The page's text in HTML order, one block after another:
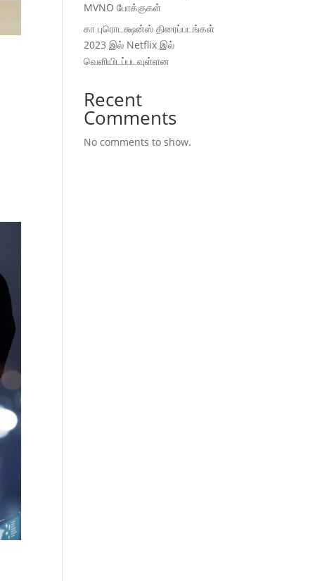
MVNO போக்குகள்
கா புரொடக்ஷன்ஸ் திரைப்படங்கள்
2023 இல் Netflix இல்
வெளியிடப்படவுள்ளன
Recent
Comments
No comments to show.